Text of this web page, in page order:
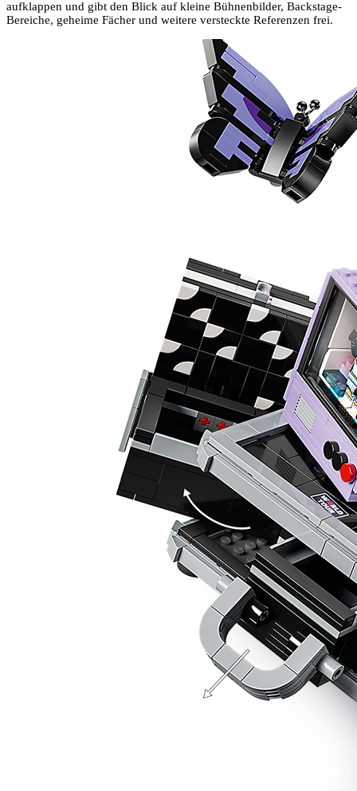
aufklappen und gibt den Blick auf kleine Bühnenbilder, Backstage-
Bereiche, geheime Fächer und weitere versteckte Referenzen frei.